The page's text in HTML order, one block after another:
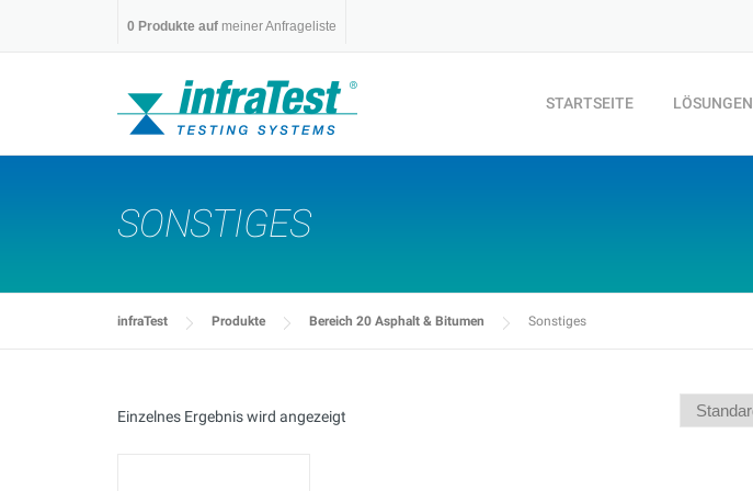
0 Produkte auf meiner Anfrageliste
STARTSEITE LÖSUNGEN
SONSTIGES
infraTest Produkte Bereich 20 Asphalt & Bitumen Sonstiges
Einzelnes Ergebnis wird angezeigt